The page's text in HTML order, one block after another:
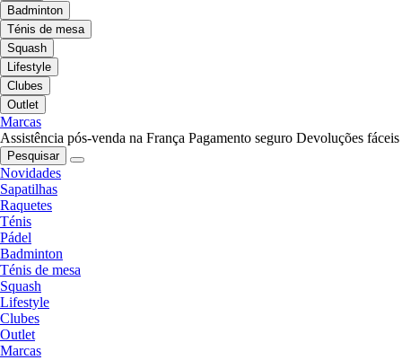
Badminton
Ténis de mesa
Squash
Lifestyle
Clubes
Outlet
Marcas
Assistência pós-venda na França Pagamento seguro Devoluções fáceis
Pesquisar
Novidades
Sapatilhas
Raquetes
Ténis
Pádel
Badminton
Ténis de mesa
Squash
Lifestyle
Clubes
Outlet
Marcas